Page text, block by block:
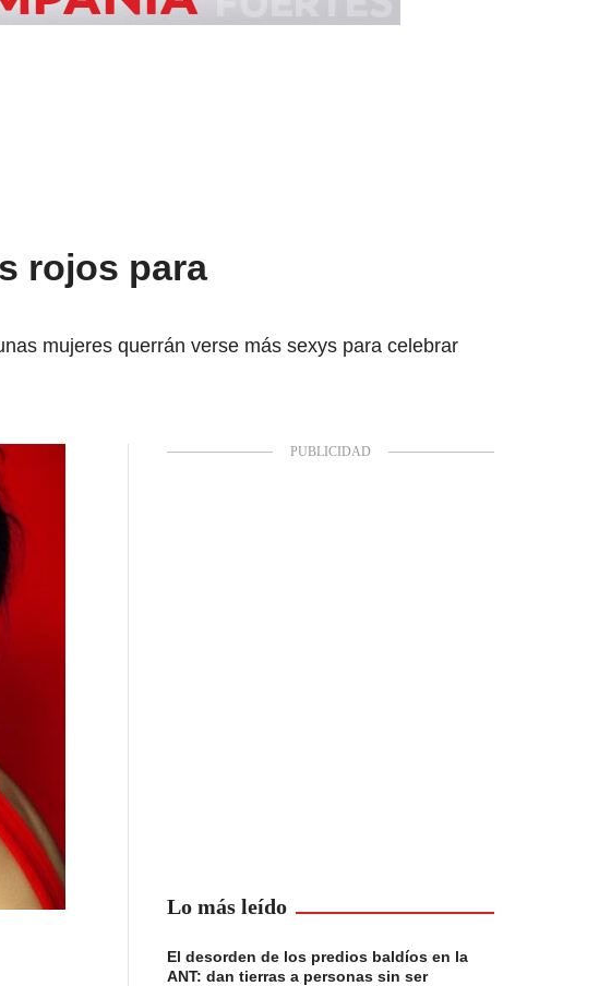
rojos para
mujeres querrán verse más sexys para celebrar
Lo más leído
El desorden de los predios baldíos en la
ANT: dan tierras a personas sin ser